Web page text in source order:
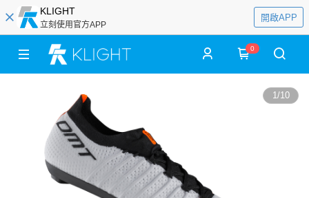
KLIGHT
立刻使用官方APP
開啟APP
0
1/10